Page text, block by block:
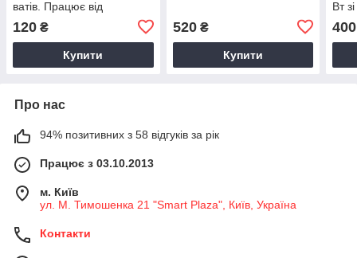
ватів. Працює від
120 ₴
Купити
520₴
Купити
Вт
400
Про нас
94% позитивних з 58 відгуків за рік
Працює з 03.10.2013
м. Київ
ул. М. Тимошенка 21 "Smart Plaza", Київ, Україна
Контакти